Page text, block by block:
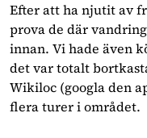
Efter att ha njutit av
prova de där
innan. Vi hade även
det var totalt
Wikiloc (googla den
flera turer i området.